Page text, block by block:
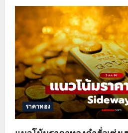
ราคาทอง